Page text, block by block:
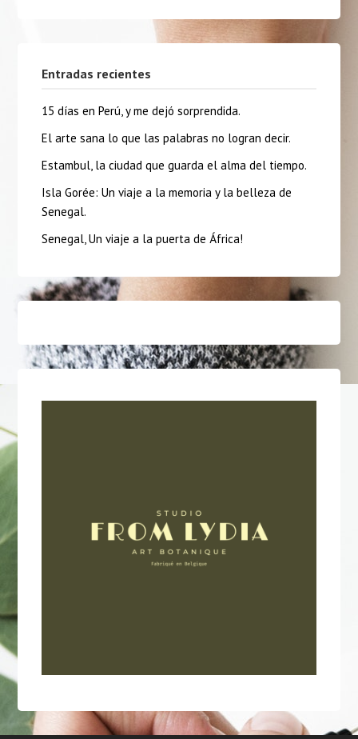
Entradas recientes
15 días en Perú, y me dejó sorprendida.
El arte sana lo que las palabras no logran decir.
Estambul, la ciudad que guarda el alma del tiempo.
Isla Gorée: Un viaje a la memoria y la belleza de
Senegal.
Senegal, Un viaje a la puerta de África!